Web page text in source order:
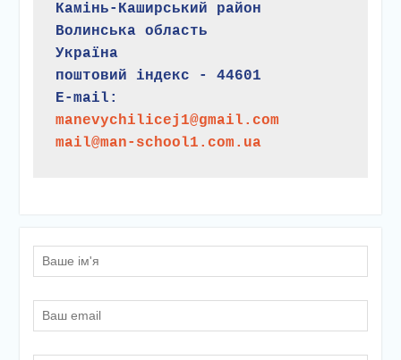
Камінь-Каширський район
Волинська область
Україна
поштовий індекс - 44601
E-mail:
manevychilicej1@gmail.com
mail@man-school1.com.ua